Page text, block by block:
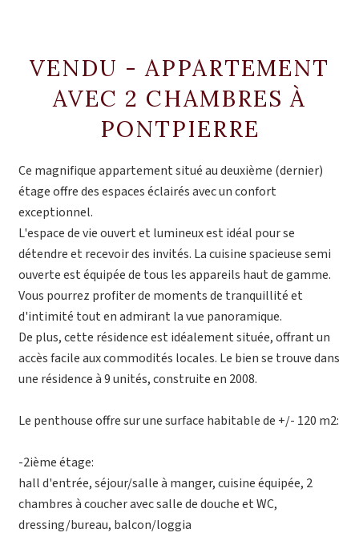
VENDU - APPARTEMENT
AVEC 2 CHAMBRES À
PONTPIERRE
Ce magnifique appartement situé au deuxième (dernier)
étage offre des espaces éclairés avec un confort
exceptionnel.
L'espace de vie ouvert et lumineux est idéal pour se
détendre et recevoir des invités. La cuisine spacieuse semi
ouverte est équipée de tous les appareils haut de gamme.
Vous pourrez profiter de moments de tranquillité et
d'intimité tout en admirant la vue panoramique.
De plus, cette résidence est idéalement située, offrant un
accès facile aux commodités locales. Le bien se trouve dans
une résidence à 9 unités, construite en 2008.
Le penthouse offre sur une surface habitable de +/- 120 m2:
-2ième étage:
hall d'entrée, séjour/salle à manger, cuisine équipée, 2
chambres à coucher avec salle de douche et WC,
dressing/bureau, balcon/loggia